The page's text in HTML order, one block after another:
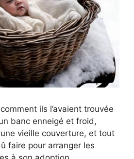
ils l’avaient trouvée
banc enneigé et froid,
vieille couverture, et tout
faire pour arranger les